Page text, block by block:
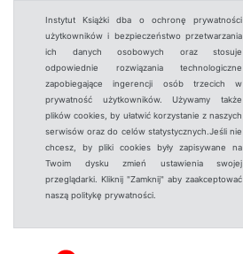
Instytut Książki dba o ochronę prywatności
użytkowników i bezpieczeństwo przetwarzania
ich danych osobowych oraz stosuje
odpowiednie rozwiązania technologiczne
zapobiegające ingerencji osób trzecich w
prywatność użytkowników. Używamy także
plików cookies, by ułatwić korzystanie z naszych
serwisów oraz do celów statystycznych.Jeśli nie
chcesz, by pliki cookies były zapisywane na
Twoim dysku zmień ustawienia swojej
przeglądarki. Kliknij "Zamknij" aby zaakceptować
naszą politykę prywatności.